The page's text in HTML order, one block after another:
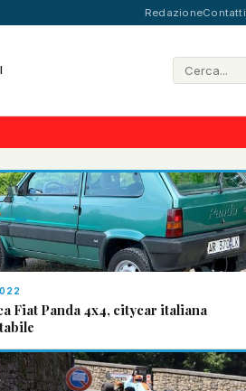
RedazioneContatti
Fiat Panda 4x4, citycar italiana